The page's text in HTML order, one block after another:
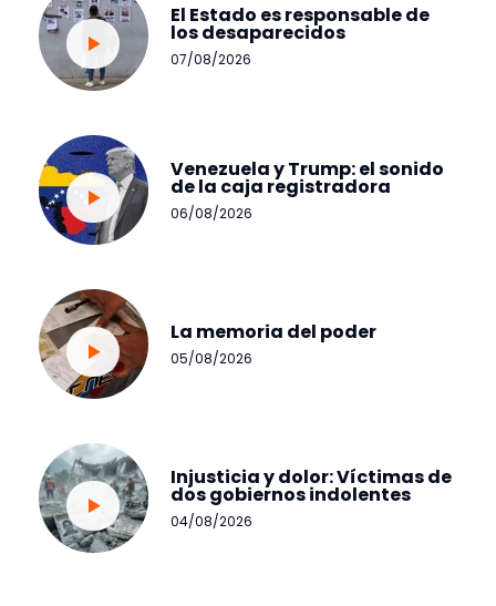
El Estado es responsable de
los desaparecidos
07/08/2026
Venezuela y Trump: el sonido
de la caja registradora
06/08/2026
La memoria del poder
05/08/2026
Injusticia y dolor: Víctimas de
dos gobiernos indolentes
04/08/2026